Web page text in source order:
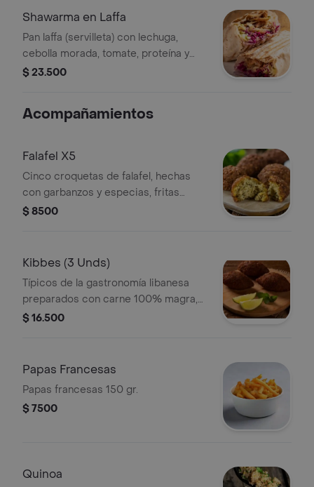
Shawarma en Laffa
Pan laffa (servilleta) con lechuga,
cebolla morada, tomate, proteína y
sabor a elección.
$ 23.500
Acompañamientos
Falafel X5
Cinco croquetas de falafel, hechas
con garbanzos y especias, fritas
hasta quedar crujientes.
$ 8500
Kibbes (3 Unds)
Típicos de la gastronomía libanesa
preparados con carne 100% magra,
trigo bulgur y especias árabes,
$ 16.500
Papas Francesas
Papas francesas 150 gr.
$ 7500
Quinoa